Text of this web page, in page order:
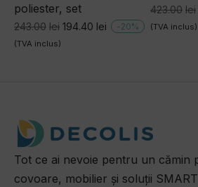
poliester, set
243.00 lei Prețul
194.40 lei Prețul
-20%
(TVA inclus)
423.00 lei
(TVA inclus)
Tot ce ai nevoie pentru un cămin
covoare, mobilier și soluții